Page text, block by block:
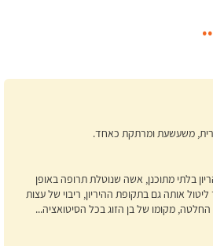
משעשעת ומרתקת כאחד.
בלתי מתוכנן, אשה שנוטלת תרופה באופן
אותה גם בתקופת ההיריון, ריבוי של עצות
מקומו של בן הזוג בכל הסיטואציה...